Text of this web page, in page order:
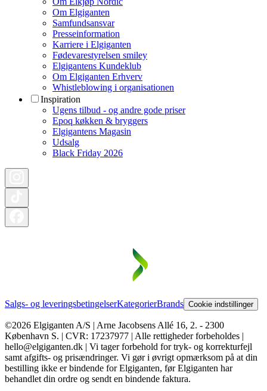
Om Elgiganten
Samfundsansvar
Presseinformation
Karriere i Elgiganten
Fødevarestyrelsen smiley
Elgigantens Kundeklub
Om Elgiganten Erhverv
Whistleblowing i organisationen
Inspiration
Ugens tilbud - og andre gode priser
Epoq køkken & bryggers
Elgigantens Magasin
Udsalg
Black Friday 2026
Salgs- og leveringsbetingelserKategorierBrands Cookie indstillinger
©2026 Elgiganten A/S | Arne Jacobsens Allé 16, 2. - 2300
København S. | CVR: 17237977 | Alle rettigheder forbeholdes |
hello@elgiganten.dk | Vi tager forbehold for tryk- og korrekturfejl
samt afgifts- og prisændringer. Vi gør i øvrigt opmærksom på at din
bestilling ikke er bindende for Elgiganten, før Elgiganten har
behandlet din ordre og sendt en bindende faktura.